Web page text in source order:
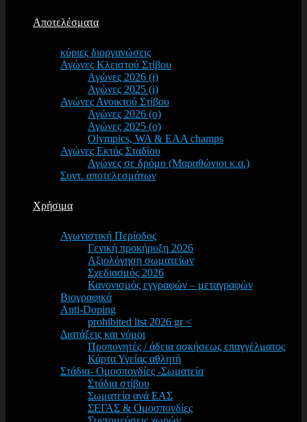
Αποτελέσματα
κύριες διοργανώσεις
Αγώνες Κλειστού Στίβου
Αγώνες 2026 (i)
Αγώνες 2025 (i)
Αγώνες Ανοικτού Στίβου
Αγώνες 2026 (o)
Αγώνες 2025 (o)
Olympics, WA & EAA champs
Αγώνες Εκτός Σταδίου
Αγώνες σε δρόμο (Μαραθώνιοι κ.α.)
Συντ. αποτελεσμάτων
Χρήσιμα
Αγωνιστική Περίοδος
Γενική προκήρυξη 2026
Αξιολόγηση σωματείων
Σχεδιασμός 2026
Κανονισμός εγγραφών – μεταγραφών
Βιογραφικά
Anti-Doping
prohibited list 2026 gr <
Διατάξεις και νόμοι
Προπονητές / άδεια ασκήσεως επαγγέλματος
Κάρτα Υγείας αθλητή
Στάδια- Ομοσπονδίες -Σωματεία
Στάδια στίβου
Σωματεία ανά ΕΑΣ
ΣΕΓΑΣ & Ομοσπονδίες